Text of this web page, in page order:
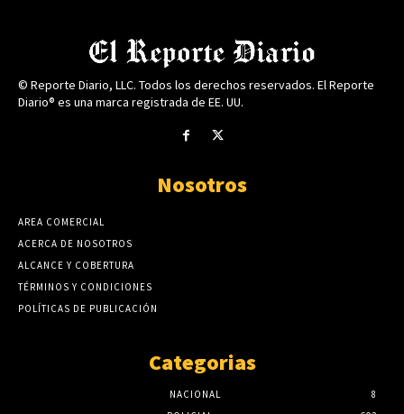
© Reporte Diario, LLC. Todos los derechos reservados. El Reporte
Diario® es una marca registrada de EE. UU.
Nosotros
AREA COMERCIAL
ACERCA DE NOSOTROS
ALCANCE Y COBERTURA
TÉRMINOS Y CONDICIONES
POLÍTICAS DE PUBLICACIÓN
Categorias
NACIONAL
8